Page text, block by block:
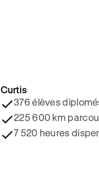
4.9/5 ⭐️
Curtis
376 élèves
225 600 km
7 520 heures